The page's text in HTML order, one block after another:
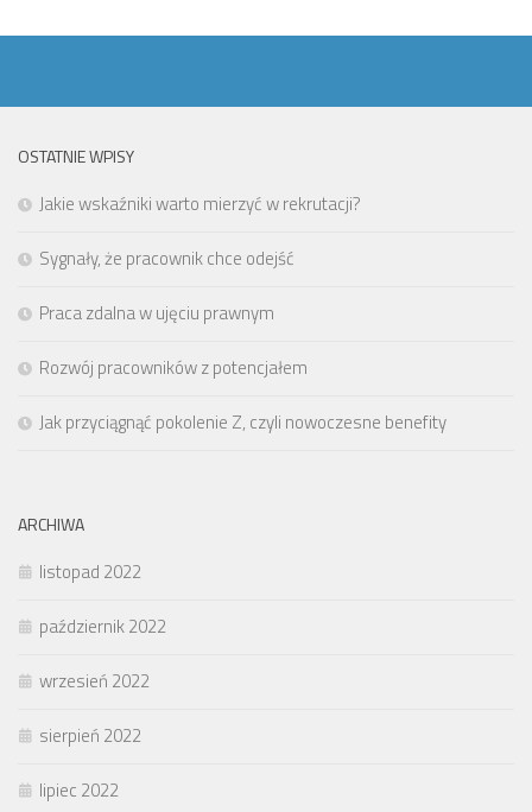
OSTATNIE WPISY
Jakie wskaźniki warto mierzyć w rekrutacji?
Sygnały, że pracownik chce odejść
Praca zdalna w ujęciu prawnym
Rozwój pracowników z potencjałem
Jak przyciągnąć pokolenie Z, czyli nowoczesne benefity
ARCHIWA
listopad 2022
październik 2022
wrzesień 2022
sierpień 2022
lipiec 2022